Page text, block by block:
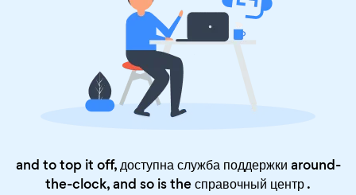
and to top it off, доступна служба поддержки around-
the-clock, and so is theсправочный центр.